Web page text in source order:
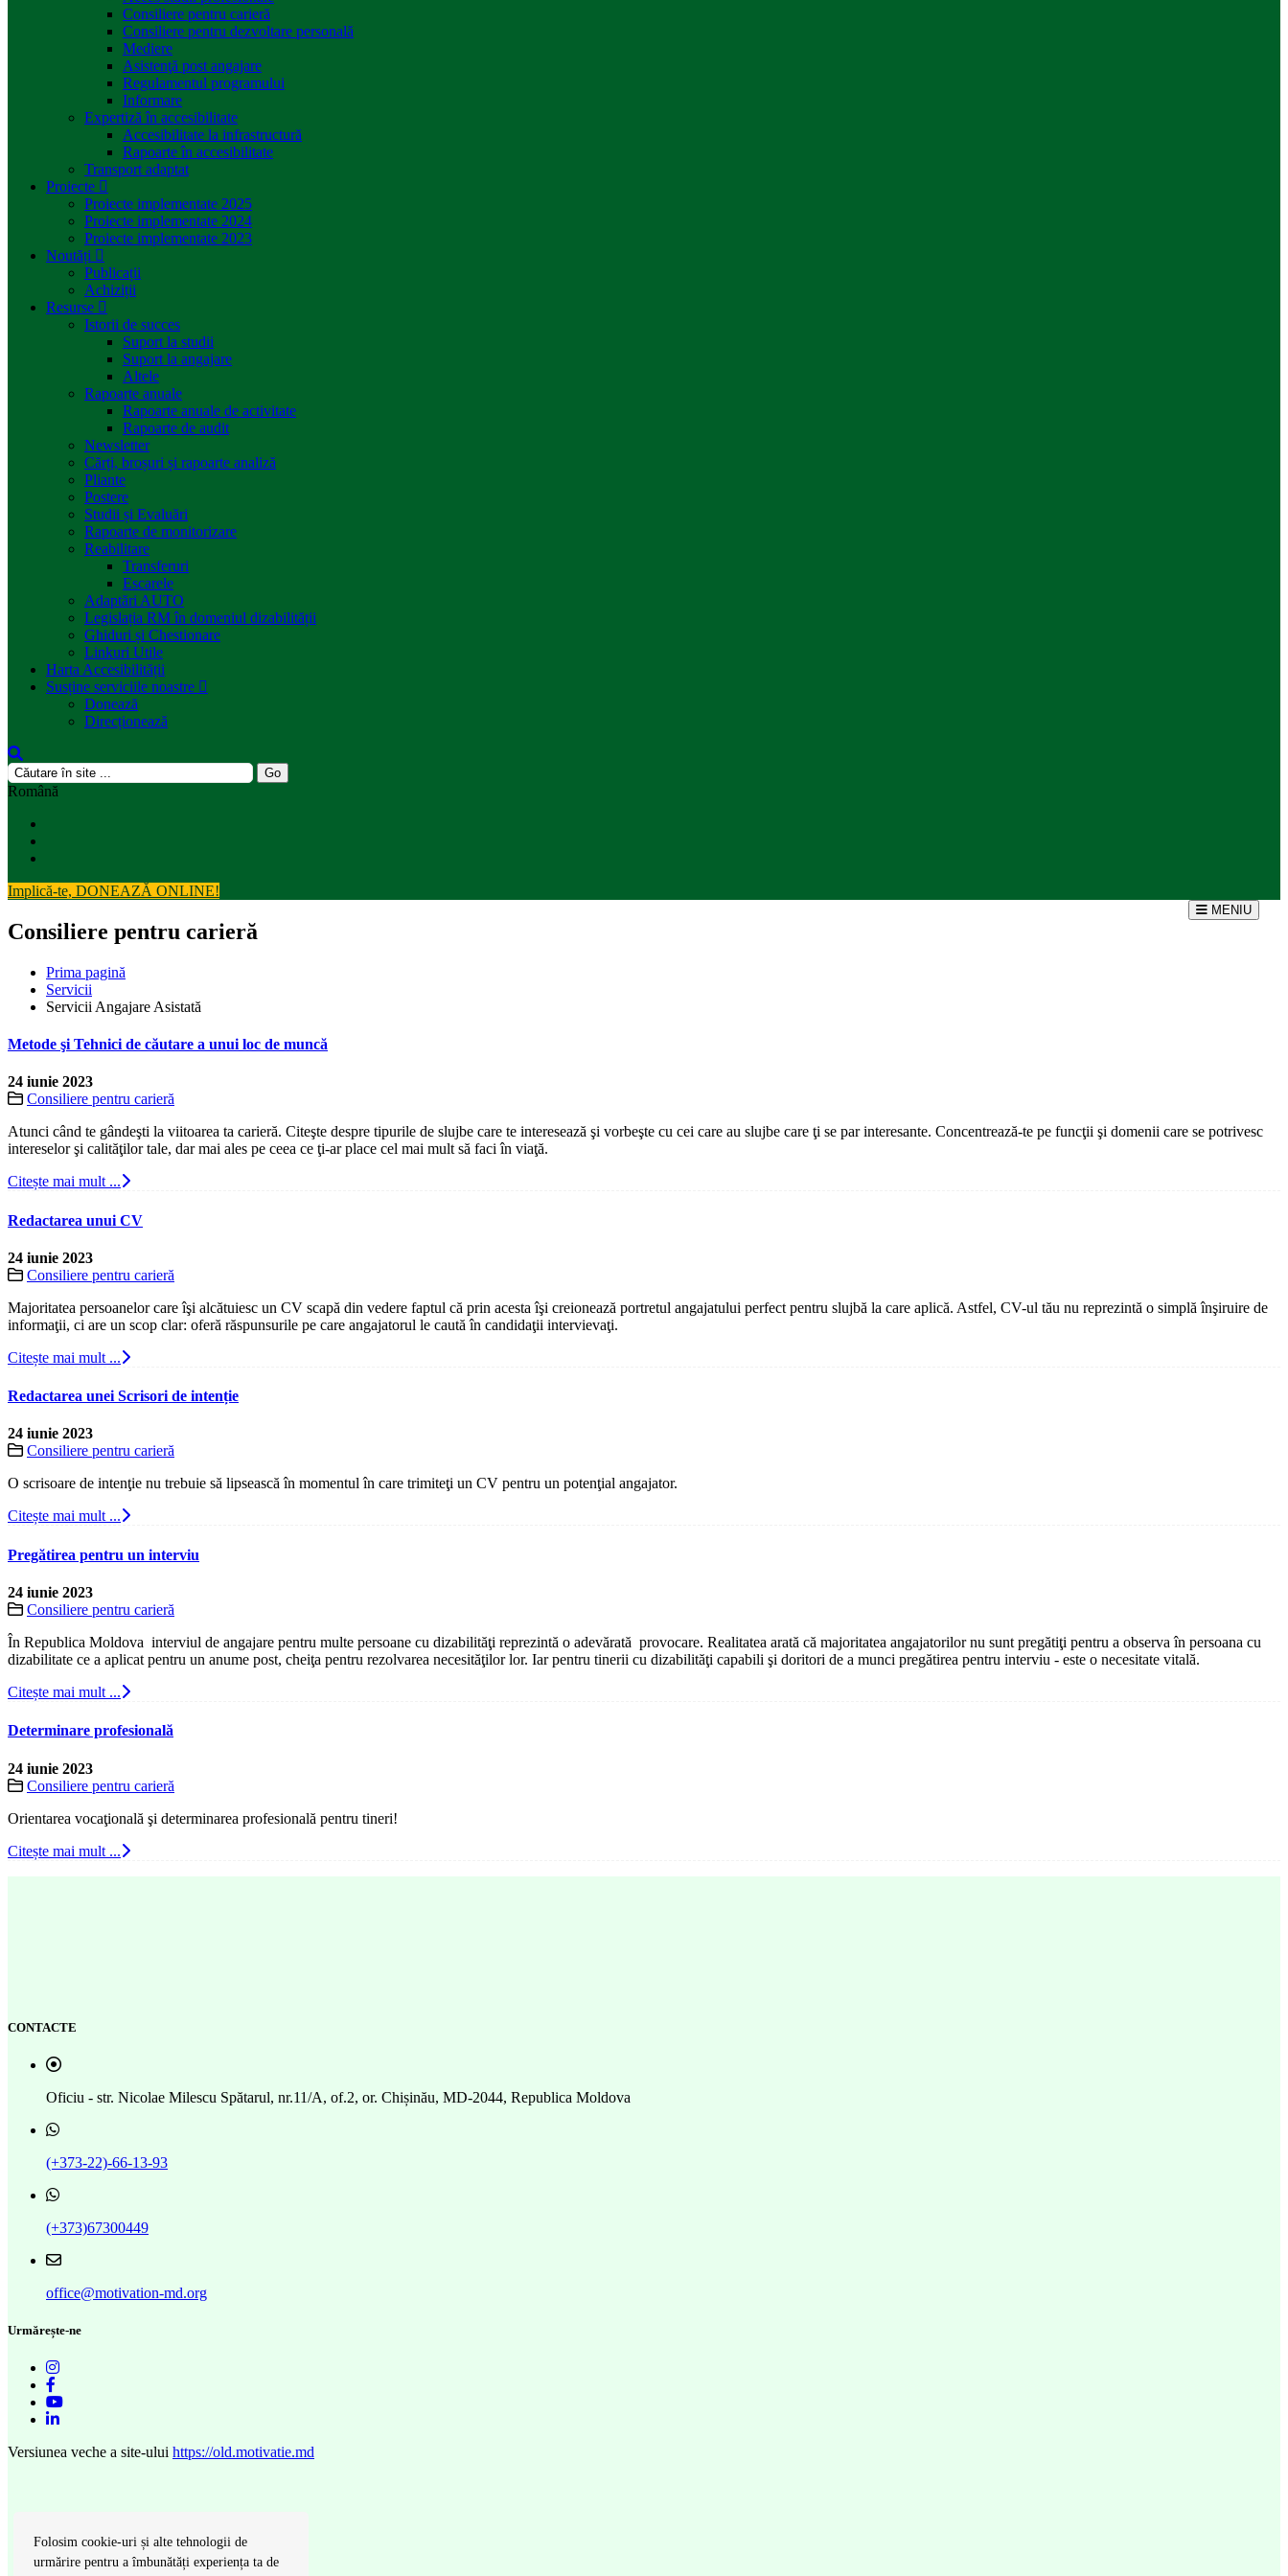
Folosim cookie-uri și alte tehnologii de
urmărire pentru a îmbunătăți experiența ta de
Consiliere pentru carieră
Consiliere pentru dezvoltare personală
Mediere
Asistenţă post angajare
Regulamentul programului
Informare
Expertiză în accesibilitate
Accesibilitate la infrastructură
Rapoarte în accesibilitate
Transport adaptat
Proiecte
Proiecte implementate 2025
Proiecte implementate 2024
Proiecte implementate 2023
Noutăți
Publicații
Achiziții
Resurse
Istorii de succes
Suport la studii
Suport la angajare
Altele
Rapoarte anuale
Rapoarte anuale de activitate
Rapoarte de audit
Newsletter
Cărți, broșuri și rapoarte analiză
Pliante
Postere
Studii și Evaluări
Rapoarte de monitorizare
Reabilitare
Transferuri
Escarele
Adaptări AUTO
Legislația RM în domeniul dizabilității
Ghiduri și Chestionare
Linkuri Utile
Harta Accesibilității
Susține serviciile noastre
Donează
Direcționează
Română
Implică-te, DONEAZĂ ONLINE!
MENIU
Consiliere pentru carieră
Prima pagină
Servicii
Servicii Angajare Asistată
Metode şi Tehnici de căutare a unui loc de muncă
24 iunie 2023
Consiliere pentru carieră
Atunci când te gândeşti la viitoarea ta carieră. Citeşte despre tipurile de slujbe care te interesează şi vorbeşte cu cei care au slujbe care ţi se par interesante. Concentrează-te pe funcţii şi domenii care se potrivesc
intereselor şi calităţilor tale, dar mai ales pe ceea ce ţi-ar place cel mai mult să faci în viaţă.
Citește mai mult ...
Redactarea unui CV
24 iunie 2023
Consiliere pentru carieră
Majoritatea persoanelor care îşi alcătuiesc un CV scapă din vedere faptul că prin acesta îşi creionează portretul angajatului perfect pentru slujbă la care aplică. Astfel, CV-ul tău nu reprezintă o simplă înşiruire de
informaţii, ci are un scop clar: oferă răspunsurile pe care angajatorul le caută în candidaţii intervievaţi.
Citește mai mult ...
Redactarea unei Scrisori de intenție
24 iunie 2023
Consiliere pentru carieră
O scrisoare de intenţie nu trebuie să lipsească în momentul în care trimiteţi un CV pentru un potenţial angajator.
Citește mai mult ...
Pregătirea pentru un interviu
24 iunie 2023
Consiliere pentru carieră
În Republica Moldova interviul de angajare pentru multe persoane cu dizabilităţi reprezintă o adevărată provocare. Realitatea arată că majoritatea angajatorilor nu sunt pregătiţi pentru a observa în persoana cu
dizabilitate ce a aplicat pentru un anume post, cheiţa pentru rezolvarea necesităţilor lor. Iar pentru tinerii cu dizabilităţi capabili şi doritori de a munci pregătirea pentru interviu - este o necesitate vitală.
Citește mai mult ...
Determinare profesională
24 iunie 2023
Consiliere pentru carieră
Orientarea vocaţională şi determinarea profesională pentru tineri!
Citește mai mult ...
CONTACTE
Oficiu - str. Nicolae Milescu Spătarul, nr.11/A, of.2, or. Chișinău, MD-2044, Republica Moldova
(+373-22)-66-13-93
(+373)67300449
office@motivation-md.org
Urmărește-ne
Versiunea veche a site-ului https://old.motivatie.md